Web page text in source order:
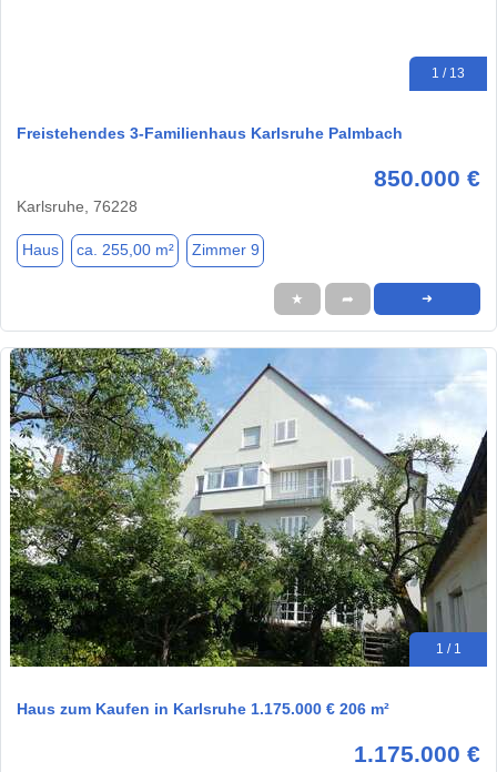
1 / 13
Freistehendes 3-Familienhaus Karlsruhe Palmbach
850.000 €
Karlsruhe, 76228
Haus ca. 255,00 m² Zimmer 9
★ ➦ ➜
1 / 1
Haus zum Kaufen in Karlsruhe 1.175.000 € 206 m²
1.175.000 €